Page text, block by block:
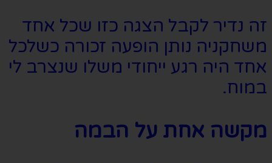
זה נדיר לקבל הצגה כזו שכל אחד
משחקניה נותן הופעה זכורה כשלכל
אחד היה רגע ייחודי משלו שנצרב לי
במוח.
מקשה אחת על הבמה